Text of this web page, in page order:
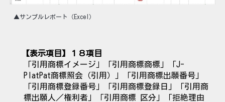
▲サンプルレポート（Excel）
【表示項目】１８項目
「引用商標イメージ 」「引用商標商標 」「J-
PlatPat商標照会（引用）
」「引用商標出願番号 」
「引用商標登録番号 」「引用商標登録日 」「引用商
標出願人／権利者 」「引用商標 区分 」「拒絶理由